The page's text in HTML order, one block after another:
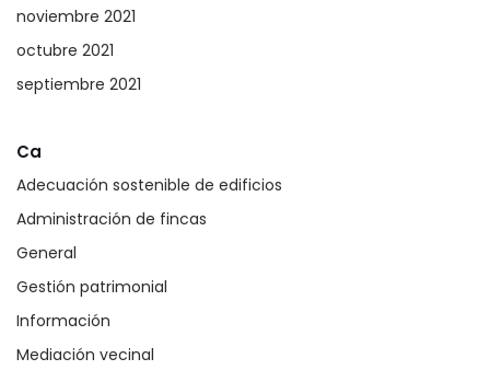
noviembre 2021
octubre 2021
septiembre 2021
Ca
Adecuación sostenible de edificios
Administración de fincas
General
Gestión patrimonial
Información
Mediación vecinal